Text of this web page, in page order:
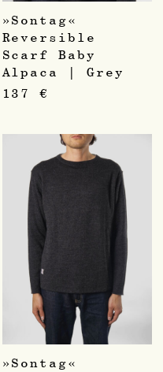
»Sontag«
Reversible
Scarf Baby
Alpaca | Grey
137€
»Sontag«